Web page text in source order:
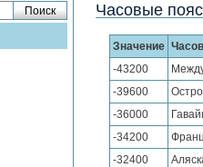
Часовые
Значение
-43200
-39600
-36000
-34200
-32400